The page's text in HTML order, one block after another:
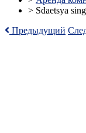
> Sdaetsya
Предыдущий